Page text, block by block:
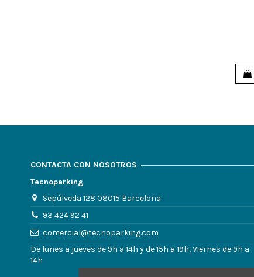
CONTACTA CON NOSOTROS
Tecnoparking
Sepúlveda 128 08015 Barcelona
93 424 92 41
comercial@tecnoparking.com
De lunes a jueves de 9h a 14h y de 15h a 19h, Viernes de 9h a
14h